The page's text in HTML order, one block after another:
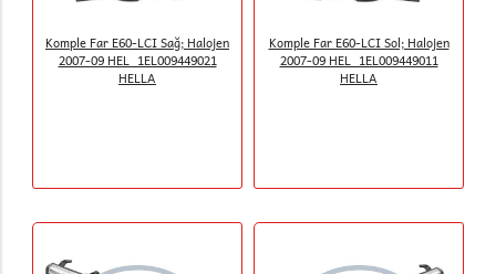
Komple Far E60-LCI Sağ; Halojen
2007-09 HEL_1EL009449021
HELLA
Komple Far E60-LCI Sol; Halojen
2007-09 HEL_1EL009449011
HELLA